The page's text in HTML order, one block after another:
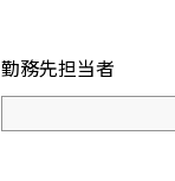
勤務先担当者